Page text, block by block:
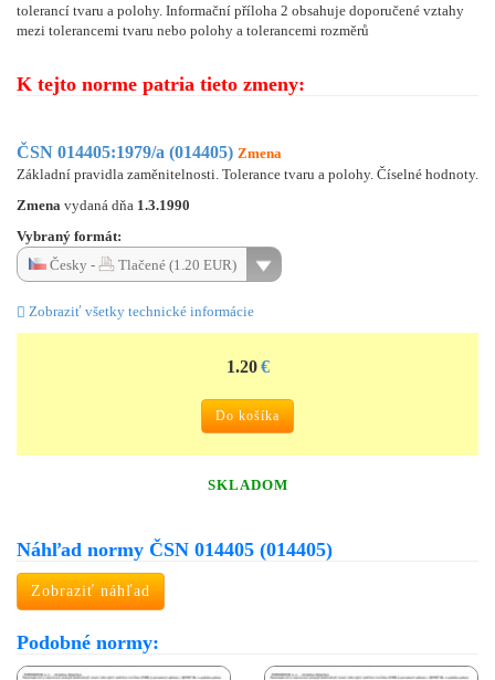
tolerancí tvaru a polohy. Informační příloha 2 obsahuje doporučené vztahy
mezi tolerancemi tvaru nebo polohy a tolerancemi rozměrů
K tejto norme patria tieto zmeny:
ČSN 014405:1979/a (014405) Zmena
Základní pravidla zaměnitelnosti. Tolerance tvaru a polohy. Číselné hodnoty.
Zmena vydaná dňa 1.3.1990
Vybraný formát:
Česky -
Tlačené (1.20 EUR)
Zobraziť všetky technické informácie
1.20 €
Do košíka
SKLADOM
Náhľad normy ČSN 014405 (014405)
Zobraziť náhľad
Podobné normy: